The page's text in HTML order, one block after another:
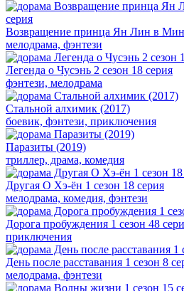
Возвращение принца Ян Лин в Мин
мелодрама, фэнтези
Легенда о Чусэнь 2 сезон 18 серия
фэнтези, мелодрама
Стальной алхимик (2017)
боевик, фэнтези, приключения
Паразиты (2019)
триллер, драма, комедия
Другая О Хэ-ён 1 сезон 18 серия
мелодрама, комедия, фэнтези
Дорога пробуждения 1 сезон 48
приключения
День после расставания 1 сезон 8
мелодрама, фэнтези